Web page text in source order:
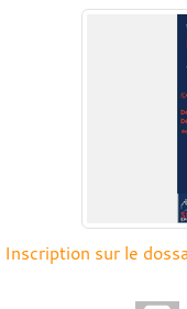
Inscription sur le